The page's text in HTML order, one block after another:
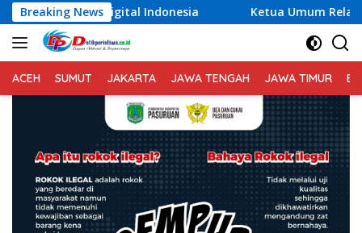
Langsung
ke
konten
Breaking News
Indonesia Ketua Umum Relawan Peduli Rakyat
ACEH SUMUT JAKARTA JAWA TENGAH JAWA TIMUR